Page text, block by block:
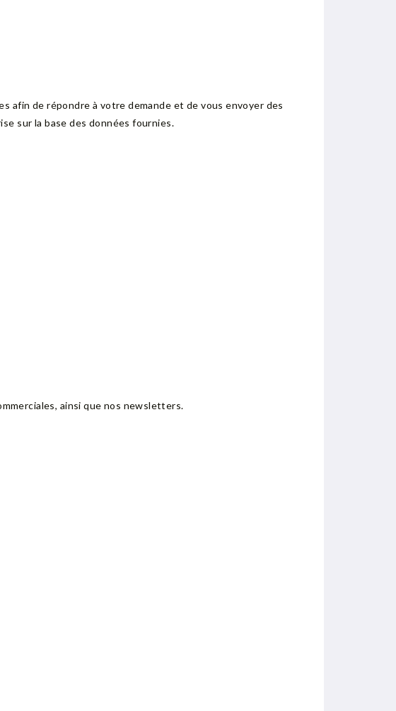
afin de répondre à votre demande et de vous envoyer des
sur la base des données fournies.
ainsi que nos newsletters.